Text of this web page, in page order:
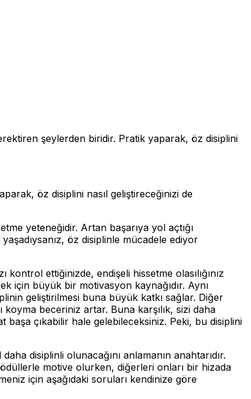
şeylerden biridir. Pratik yaparak, öz disiplini
öz disiplini nasıl geliştireceğinizi de
yeteneğidir. Artan başarıya yol açtığı
yaşadıysanız, öz disiplinle mücadele ediyor
kontrol ettiğinizde, endişeli hissetme olasılığınız
için büyük bir motivasyon kaynağıdır. Aynı
geliştirilmesi buna büyük katkı sağlar. Diğer
beceriniz artar. Buna karşılık, sizi daha
başa çıkabilir hale gelebileceksiniz. Peki, bu disiplini
disiplinli olunacağını anlamanın anahtarıdır.
ödüllerle motive olurken, diğerleri onları bir hizada
için aşağıdaki soruları kendinize göre